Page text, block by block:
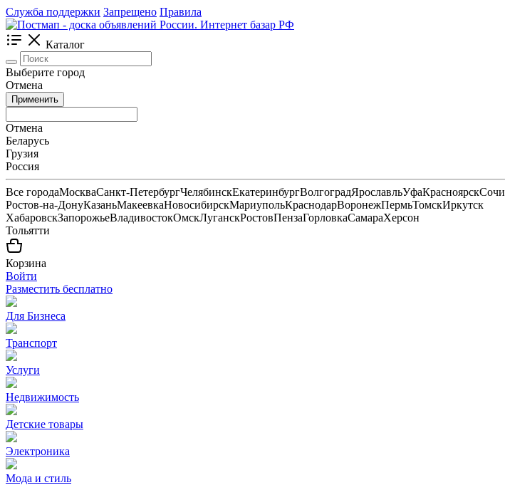
Служба поддержки Запрещено Правила
Каталог
Выберите город
Отмена
Применить
Отмена
Беларусь
Грузия
Россия
Все городаМоскваСанкт-ПетербургЧелябинскЕкатеринбургВолгоградЯрославльУфаКрасноярскСочи
Ростов-на-ДонуКазаньМакеевкаНовосибирскМариупольКраснодарВоронежПермьТомскИркутск
ХабаровскЗапорожьеВладивостокОмскЛуганскРостовПензаГорловкаСамараХерсон
Тольятти
Корзина
Войти
Разместить бесплатно
Для Бизнеса
Транспорт
Услуги
Недвижимость
Детские товары
Электроника
Мода и стиль